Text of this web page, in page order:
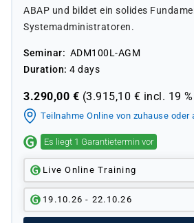
ABAP und bildet ein solides
Systemadministratoren.
Seminar
ADM100L-AGM
Duration 4 days
3.290,00 € (3.915,10 € incl. 19 %
Teilnahme Online von zuhause oder
Es liegt 1 Garantietermin vor
Live Online Training
19.10.26 - 22.10.26